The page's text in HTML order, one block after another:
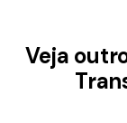
Veja